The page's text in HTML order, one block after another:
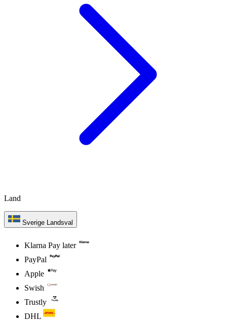
Land
Sverige Landsval
Klarna Pay later
PayPal
Apple
Swish
Trustly
DHL